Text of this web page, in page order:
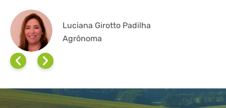
Luciana Girotto Padilha
Agrônoma